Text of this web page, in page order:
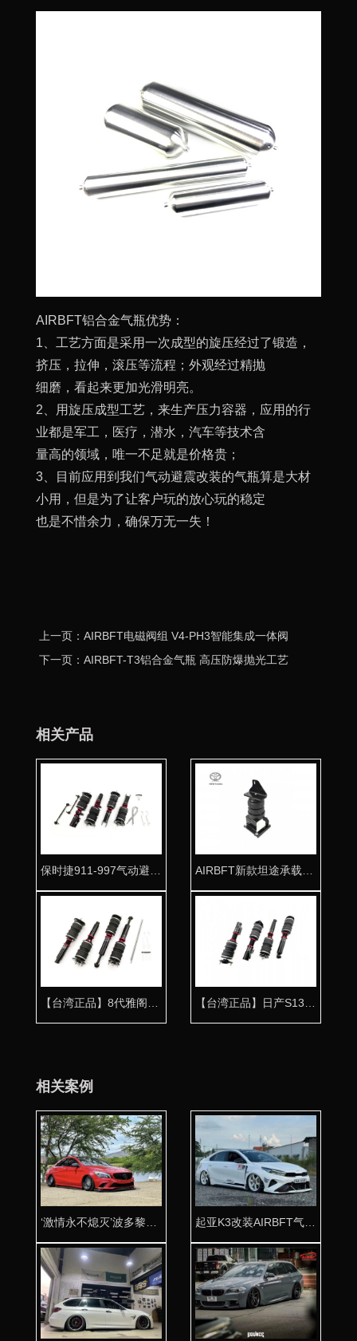
AIRBFT铝合金气瓶优势：
1、工艺方面是采用一次成型的旋压经过了锻造，
挤压，拉伸，滚压等流程；外观经过精抛
细磨，看起来更加光滑明亮。
2、用旋压成型工艺，来生产压力容器，应用的行
业都是军工，医疗，潜水，汽车等技术含
量高的领域，唯一不足就是价格贵；
3、目前应用到我们气动避震改装的气瓶算是大材
小用，但是为了让客户玩的放心玩的稳定
也是不惜余力，确保万无一失！
上一页：AIRBFT电磁阀组 V4-PH3智能集成一体阀
下一页：AIRBFT-T3铝合金气瓶 高压防爆抛光工艺
相关产品
相关案例